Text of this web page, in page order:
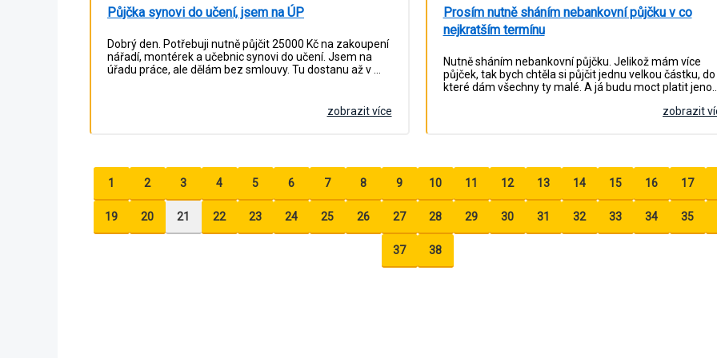
Půjčka synovi do učení, jsem na ÚP
Dobrý den. Potřebuji nutně půjčit 25000 Kč na zakoupení
nářadí, montérek a učebnic synovi do učení. Jsem na
úřadu práce, ale dělám bez smlouvy. Tu dostanu až v …
zobrazit více
Prosím nutně sháním nebankovní půjčku v co
nejkratším termínu
Nutně sháním nebankovní půjčku. Jelikož mám více
půjček, tak bych chtěla si půjčit jednu velkou částku, do
které dám všechny ty malé. A já budu moct platit jeno…
zobrazit
1 2 3 4 5 6 7 8 9 10 11 12 13 14 15 16 17
19 20 21 22 23 24 25 26 27 28 29 30 31 32 33 34 35
37 38